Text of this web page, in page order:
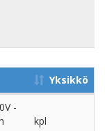
Yksikkö
-
kpl